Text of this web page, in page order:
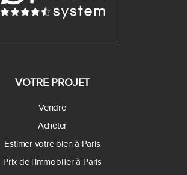
VOTRE PROJET
Vendre
Acheter
Estimer votre bien à Paris
Prix de l'immobilier à Paris